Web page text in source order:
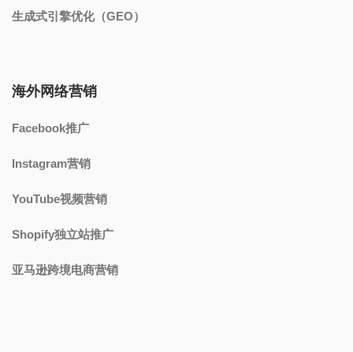
生成式引擎优化（GEO）
海外网络营销
Facebook推广
Instagram营销
YouTube视频营销
Shopify独立站推广
亚马逊跨境电商营销